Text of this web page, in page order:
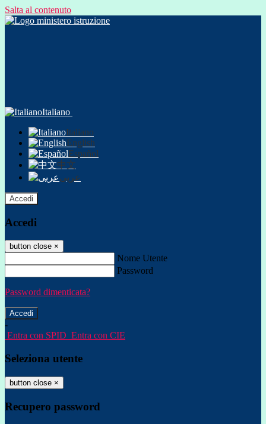
Salta al contenuto
Italiano
Italiano
English
Español
中文
عربى
Accedi
Accedi
button close ×
Nome Utente
Password
Password dimenticata?
-
Entra con SPID Entra con CIE
Seleziona utente
button close ×
Recupero password